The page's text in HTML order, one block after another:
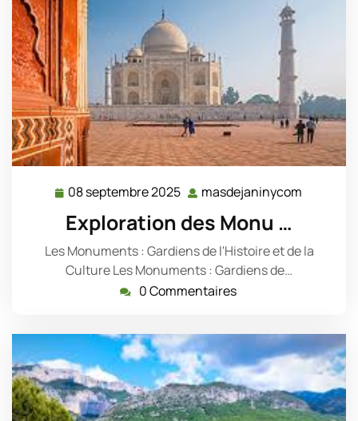
08 septembre 2025 08
septembre
2025
masdejaninycom
Exploration des Monu …
Les Monuments : Gardiens de l'Histoire et de la
Culture Les Monuments : Gardiens de…
0 Commentaires